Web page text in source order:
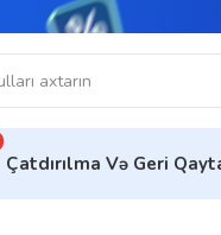
Çatdırılma Və Geri